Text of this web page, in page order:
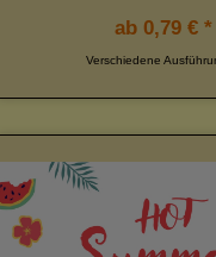
ab 0,79 € *
Verschiedene